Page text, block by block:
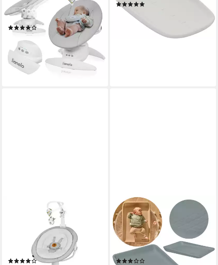
ab Geburt/12
Wiegenlieder/leicht und leise
(48)
114,99 € 159,99 €
-28%
lieferbar - in 2-3 Werktagen bei dir
40,28 €
lieferbar in 2 Wochen
Babywippe Bella und Bella Set,
360' drehbarer Sitz, 12
beruhigende Melodien mit
Lautstärkeregelung
(42)
LIONELO
Wickelauflage MEGS, PU-
Schaum/weiche
Ränder/Antirutsch/Oberfläche
wasserfest